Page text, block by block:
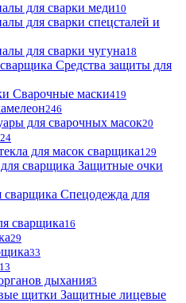
для сварки меди10
для сварки спецсталей и
для сварки чугуна18
Средства защиты для
Сварочные маски419
246
для сварочных масок20
24
для масок сварщика129
Защитные очки
Спецодежда для
сварщика16
29
33
13
дыхания3
Защитные лицевые